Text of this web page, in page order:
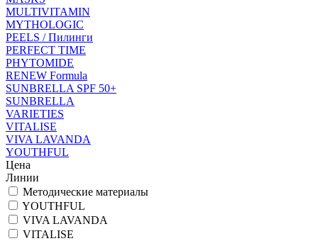
MULTIVITAMIN
MYTHOLOGIC
PEELS / Пилинги
PERFECT TIME
PHYTOMIDE
RENEW Formula
SUNBRELLA SPF 50+
SUNBRELLA
VARIETIES
VITALISE
VIVA LAVANDA
YOUTHFUL
Цена
Линии
Методические материалы
YOUTHFUL
VIVA LAVANDA
VITALISE